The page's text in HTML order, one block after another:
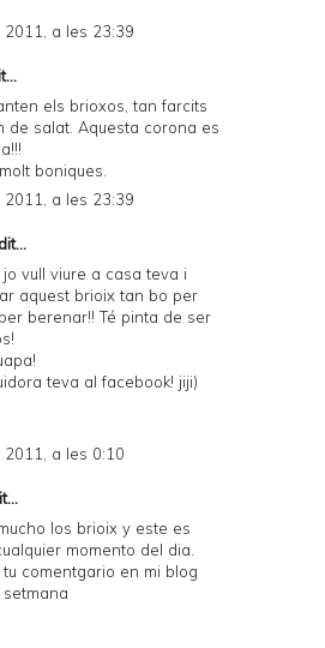
2011, a les 23:39
els brioxos, tan farcits
de salat. Aquesta corona es
boniques.
2011, a les 23:39
jo vull viure a casa teva i
aquest brioix tan bo per
berenar!! Té pinta de ser
teva al facebook! jiji)
2011, a les 0:10
los brioix y este es
momento del dia.
comentgario en mi blog